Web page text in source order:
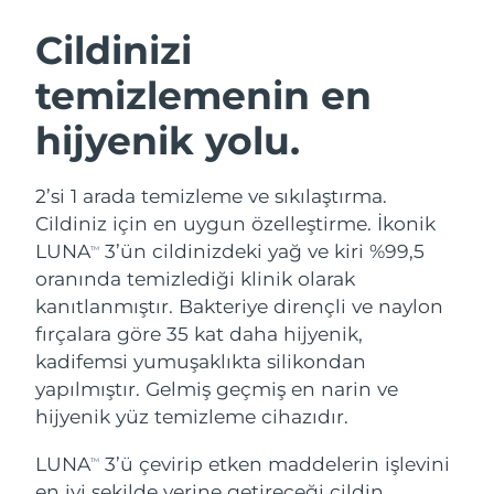
Cildinizi
temizlemenin en
hijyenik yolu.
2’si 1 arada temizleme ve sıkılaştırma.
Cildiniz için en uygun özelleştirme. İkonik
LUNATM
3’ün cildinizdeki yağ ve kiri %99,5
oranında temizlediği klinik olarak
kanıtlanmıştır. Bakteriye dirençli ve naylon
fırçalara göre 35 kat daha hijyenik,
kadifemsi yumuşaklıkta silikondan
yapılmıştır. Gelmiş geçmiş en narin ve
hijyenik yüz temizleme cihazıdır.
LUNATM
3’ü çevirip etken maddelerin işlevini
Yüz temizleme
Anti-aging massage
LUNA™ 4 Plus
Massage, LED heating
LUNA™ 4 Men
For men, anti-aging massage
Yüz sıkılaştırma
Microcurrent toning
BEAR™ 2 go
Microcurrent toning on-the-go
BEAR™ 2 eyes & lips
Microcurrent line smoothing device
Nemlendirme
UFO™ 3 seti
Deep facial hydration
UFO™ 3 LED
device
Ağız bakımı
issa™ 4
Hybrid silicone sonic toothbrush
issa™ 4 plus
FAQ™ YAŞLANMA KARŞITI BAKIM
Yaşlanma karşıtı LED bakım
NEW
Avustralya
Tahmini teslim tarihi
Avusturya
Bahreyn
Tahmini teslim tarihi
10/08/2026
Belçika
Tahmini teslim tarihi
09/08/2026
Bermuda
Tahmini teslim tarihi
Bosna-Hersek
Tahmini teslim tarihi
Tahmini teslim tarihi